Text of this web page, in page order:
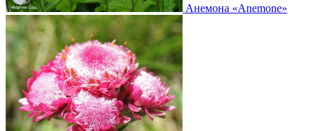
Анемона «Anemone»